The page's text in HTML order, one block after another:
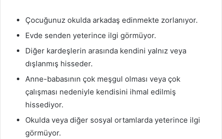
Çocuğunuz okulda arkadaş edinmekte zorlanıyor.
Evde senden yeterince ilgi görmüyor.
Diğer kardeşlerin arasında kendini yalnız veya
dışlanmış hisseder.
Anne-babasının çok meşgul olması veya çok
çalışması nedeniyle kendisini ihmal edilmiş
hissediyor.
Okulda veya diğer sosyal ortamlarda yeterince ilgi
görmüyor.